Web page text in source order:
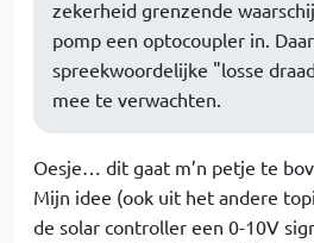
zekerheid grenzende
pomp een optocoupler in.
spreekwoordelijke "losse
mee te verwachten.
Oesje… dit gaat m’n petje te
Mijn idee (ook uit het andere
de solar controller een 0-10V